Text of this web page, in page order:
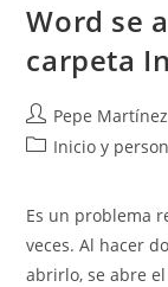
Word se
carpeta
Autor
de
Pepe Martínez
Categoría
entrada:
Inicio y
Es un problema
veces. Al hacer
abrirlo, se abre